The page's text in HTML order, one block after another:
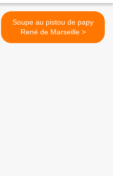
Soupe au pistou de papy
René de Marseille >